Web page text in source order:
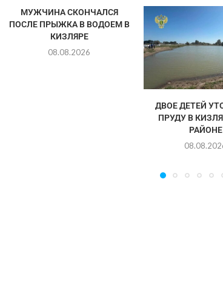
МУЖЧИНА СКОНЧАЛСЯ
ПОСЛЕ ПРЫЖКА В ВОДОЕМ В
КИЗЛЯРЕ
08.08.2026
ДВОЕ ДЕТЕЙ
ПРУДУ В
РАЙОНЕ